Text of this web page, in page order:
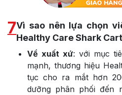
7Vì sao nên lựa chọn
Healthy Care Shark
Về xuất xứ: với mục
mạnh, thương hiệu
tục cho ra mắt hơn
dưỡng phân phối đến